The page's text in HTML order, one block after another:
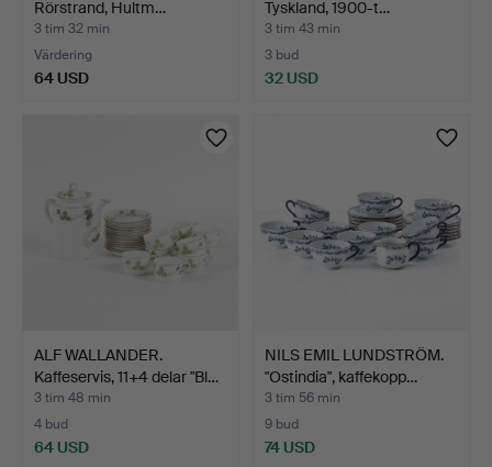
Rörstrand, Hultm…
3 tim 32 min
Värdering
64 USD
Tyskland, 1900-t…
3 tim 43 min
3 bud
32 USD
ALF WALLANDER.
Kaffeservis, 11+4 delar "Bl…
3 tim 48 min
4 bud
64 USD
NILS EMIL LUNDSTRÖM.
"Ostindia", kaffekopp…
3 tim 56 min
9 bud
74 USD